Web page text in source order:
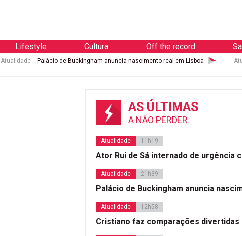
Lifestyle Cultura Off the record
Atualidade Palácio de Buckingham anuncia nascimento real em Lisboa
AS ÚLTIMAS
A NÃO PERDER
Atualidade 11h19
Ator Rui de Sá internado de urgência
Atualidade 21h39
Palácio de Buckingham anuncia
Atualidade 12h58
Cristiano faz comparações divertidas